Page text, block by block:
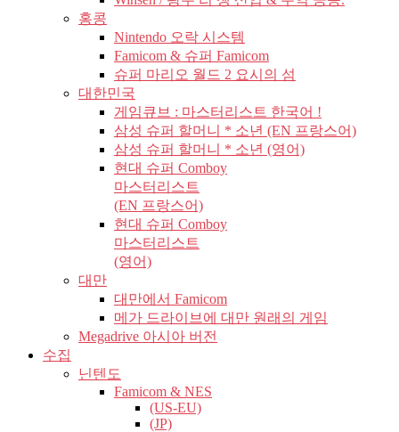
홍콩
Nintendo 오락 시스템
Famicom & 슈퍼 Famicom
슈퍼 마리오 월드 2 요시의 섬
대한민국
게임큐브 : 마스터리스트 한국어 !
삼성 슈퍼 할머니 * 소년 (EN 프랑스어)
삼성 슈퍼 할머니 * 소년 (영어)
현대 슈퍼 Comboy
마스터리스트
(EN 프랑스어)
현대 슈퍼 Comboy
마스터리스트
(영어)
대만
대만에서 Famicom
메가 드라이브에 대만 원래의 게임
Megadrive 아시아 버전
수집
닌텐도
Famicom & NES
(US-EU)
(JP)